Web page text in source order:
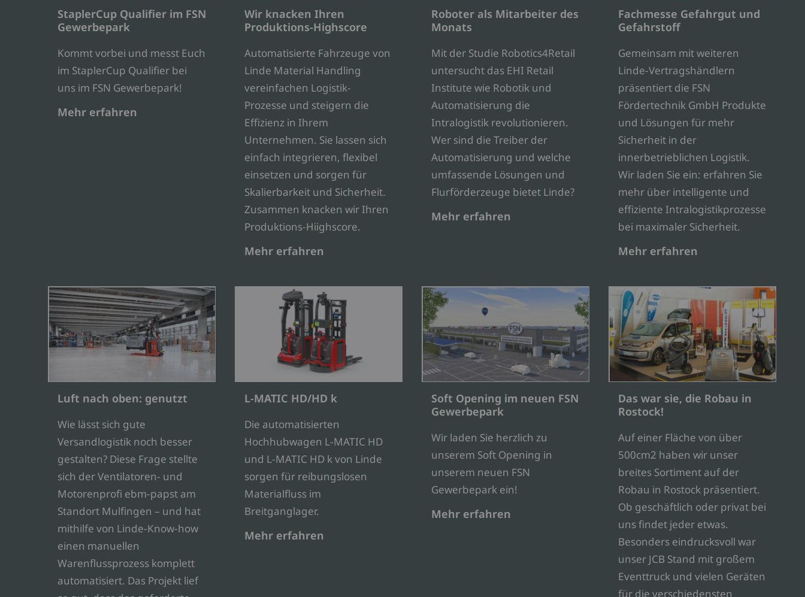
StaplerCup Qualifier im FSN
Gewerbepark
Kommt vorbei und messt Euch
im StaplerCup Qualifier bei
uns im FSN Gewerbepark!
Mehr erfahren
Wir knacken Ihren
Produktions-Highscore
Automatisierte Fahrzeuge von
Linde Material Handling
vereinfachen Logistik-
Prozesse und steigern die
Effizienz in Ihrem
Unternehmen. Sie lassen sich
einfach integrieren, flexibel
einsetzen und sorgen für
Skalierbarkeit und Sicherheit.
Zusammen knacken wir Ihren
Produktions-Hiighscore.
Mehr erfahren
Roboter als Mitarbeiter des
Monats
Mit der Studie Robotics4Retail
untersucht das EHI Retail
Institute wie Robotik und
Automatisierung die
Intralogistik revolutionieren.
Wer sind die Treiber der
Automatisierung und welche
umfassende Lösungen und
Flurförderzeuge bietet Linde?
Mehr erfahren
Fachmesse Gefahrgut und
Gefahrstoff
Gemeinsam mit weiteren
Linde-Vertragshändlern
präsentiert die FSN
Fördertechnik GmbH Produkte
und Lösungen für mehr
Sicherheit in der
innerbetrieblichen Logistik.
Wir laden Sie ein: erfahren Sie
mehr über intelligente und
effiziente Intralogistikprozesse
bei maximaler Sicherheit.
Mehr erfahren
Luft nach oben: genutzt
Wie lässt sich gute
Versandlogistik noch besser
gestalten? Diese Frage stellte
sich der Ventilatoren- und
Motorenprofi ebm-papst am
Standort Mulfingen – und hat
mithilfe von Linde-Know-how
einen manuellen
Warenflussprozess komplett
automatisiert. Das Projekt lief
L-MATIC HD/HD k
Die automatisierten
Hochhubwagen L-MATIC HD
und L-MATIC HD k von Linde
sorgen für reibungslosen
Materialfluss im
Breitganglager.
Mehr erfahren
Soft Opening im neuen FSN
Gewerbepark
Wir laden Sie herzlich zu
unserem Soft Opening in
unserem neuen FSN
Gewerbepark ein!
Mehr erfahren
Das war sie, die Robau in
Rostock!
Auf einer Fläche von über
500cm2 haben wir unser
breites Sortiment auf der
Robau in Rostock präsentiert.
Ob geschäftlich oder privat bei
uns findet jeder etwas.
Besonders eindrucksvoll war
unser JCB Stand mit großem
Eventtruck und vielen Geräten
für die verschiedensten